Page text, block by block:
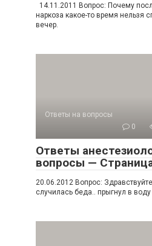
14.11.2011 Вопрос: Почему
наркоза какое-то время нельзя
вечер.
Ответы на вопросы
0
Ответы
вопросы —
20.06.2012 Вопрос:
случилась беда.. прыгнул в